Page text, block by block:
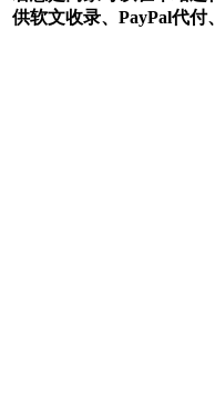
供软文收录、PayPal代付